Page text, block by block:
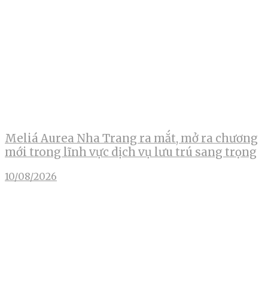
Meliá Aurea Nha Trang ra mắt, mở ra chương
mới trong lĩnh vực dịch vụ lưu trú sang trọng
10/08/2026